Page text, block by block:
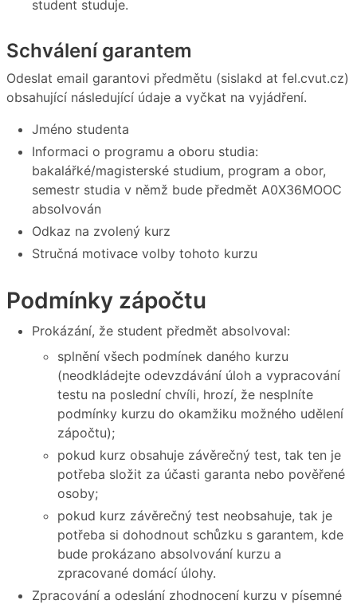
student studuje.
Schválení garantem
Odeslat email garantovi předmětu (sislakd at fel.cvut.cz)
obsahující následující údaje a vyčkat na vyjádření.
Jméno studenta
Informaci o programu a oboru studia:
bakalářké/magisterské studium, program a obor,
semestr studia v němž bude předmět A0X36MOOC
absolvován
Odkaz na zvolený kurz
Stručná motivace volby tohoto kurzu
Podmínky zápočtu
Prokázání, že student předmět absolvoval:
splnění všech podmínek daného kurzu
(neodkládejte odevzdávání úloh a vypracování
testu na poslední chvíli, hrozí, že nesplníte
podmínky kurzu do okamžiku možného udělení
zápočtu);
pokud kurz obsahuje závěrečný test, tak ten je
potřeba složit za účasti garanta nebo pověřené
osoby;
pokud kurz závěrečný test neobsahuje, tak je
potřeba si dohodnout schůzku s garantem, kde
bude prokázano absolvování kurzu a
zpracované domácí úlohy.
Zpracování a odeslání zhodnocení kurzu v písemné